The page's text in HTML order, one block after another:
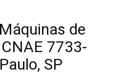
de
7733-
SP